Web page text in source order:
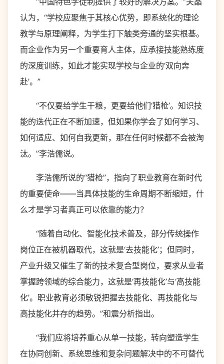
认为，“学校应聚焦于其核心优势，即系统化的理论
教学与原理阐释，为学生打下触类旁通的坚实根基。
而企业作为另一个重要育人主体，应承接技能熟练度
的深度训练，如此才能实现学校与企业的‘双向奔
赴’。”
“不仅要给学生干粮，更要给他们‘猎枪’。知识技
能的迭代正在不断加速，但如果你学会了如何学习、
如何适应、如何自我更新，那在任何时候都不会被淘
汰。”李浩儒说。
李浩儒所说的“猎枪”，指向了职业教育在新时代
的重要使命——当具体技能的生命周期不断缩短，什
么才是学习者真正可以依靠的能力？
“随着自动化、智能化技术普及，部分传统操作
岗位正在被机器取代，这就是‘去技能化’；但同时，
产业升级又催生了新的技术复合型岗位，要求从业者
掌握跨领域的综合能力，这就是‘再技能化’与‘高技能
化’。职业教育必须敏锐把握去技能化、再技能化与
高技能化并存的趋势。”和震分析指出。
“我们应将培养重心从单一技能，转向塑造学生
在协同创新、系统思维和复杂问题解决中的不可替代